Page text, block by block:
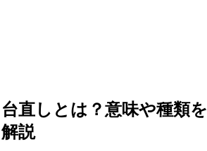
台直しとは？意味や種類を
解説